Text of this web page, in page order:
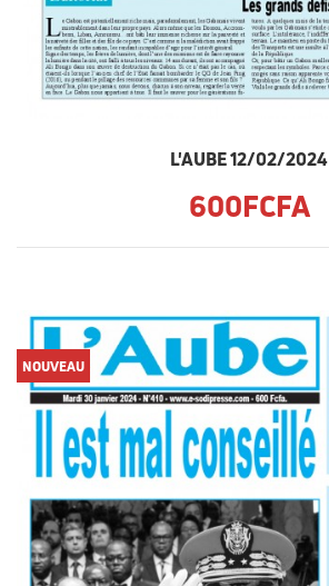
L'AUBE 12/02/2024
600FCFA
NOUVEAU